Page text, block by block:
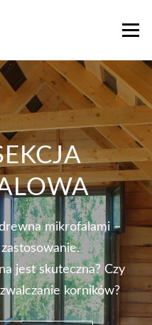
Menu
mikrofalami –
jest skuteczna? Czy
korników?